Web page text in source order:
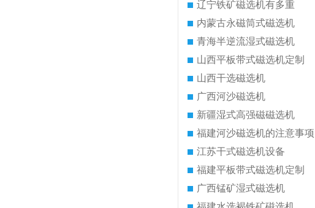
辽宁铁矿磁选机有多重
内蒙古永磁筒式磁选机
青海半逆流湿式磁选机
山西平板带式磁选机定制
山西干选磁选机
广西河沙磁选机
新疆湿式高强磁磁选机
福建河沙磁选机的注意事项
江苏干式磁选机设备
福建平板带式磁选机定制
广西锰矿湿式磁选机